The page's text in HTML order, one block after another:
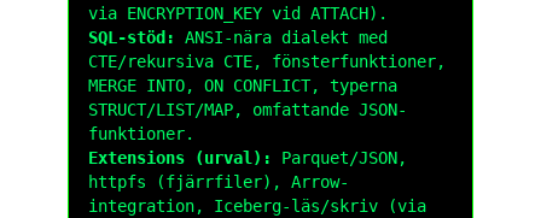
via ENCRYPTION_KEY vid ATTACH).
SQL-stöd:
ANSI-nära dialekt med
CTE/rekursiva CTE, fönsterfunktioner,
MERGE INTO, ON CONFLICT, typerna
STRUCT/LIST/MAP, omfattande JSON-
funktioner.
Extensions (urval):
Parquet/JSON,
httpfs (fjärrfiler), Arrow-
integration, Iceberg-läs/skriv (via